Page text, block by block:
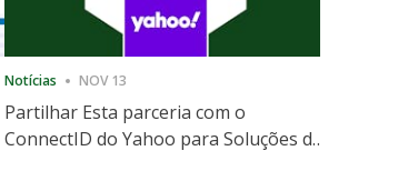
Notícias NOV 13
Partilhar Esta parceria com o
ConnectID do Yahoo para Soluções de